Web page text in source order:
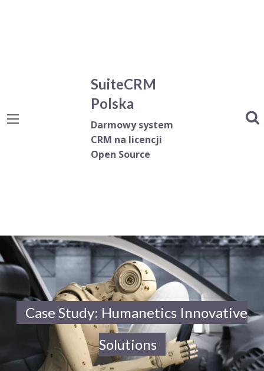
SuiteCRM
Polska
Darmowy system
CRM na licencji
Open Source
Case Study: Humanetics Innovative
Solutions